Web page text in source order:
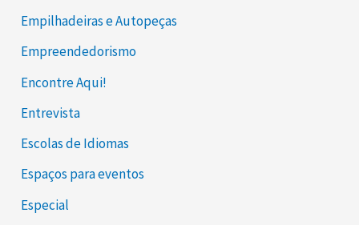
Empilhadeiras e Autopeças
Empreendedorismo
Encontre Aqui!
Entrevista
Escolas de Idiomas
Espaços para eventos
Especial